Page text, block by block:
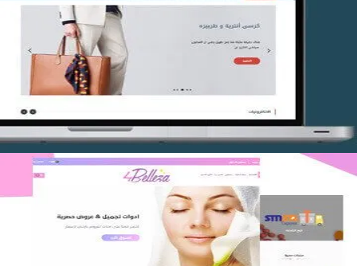
تصميم متجر متاجركم
اعادة تصميم متجر فوربليزا